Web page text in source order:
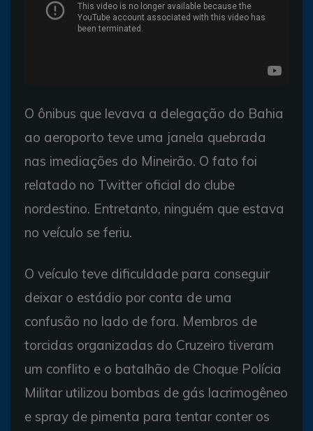
O ônibus que levava a delegação do Bahia
ao aeroporto teve uma janela quebrada
nas imediações do Mineirão. O fato foi
relatado no Twitter oficial do clube
nordestino. Entretanto, ninguém que estava
no veículo se feriu.
O veículo teve dificuldade para conseguir
deixar o estádio por conta de uma
confusão no lado de fora. Membros de
torcidas organizadas do Cruzeiro tiveram
um conflito e o batalhão de Choque Polícia
Militar utilizou bombas de gás lacrimogêneo
e spray de pimenta para tentar conter os